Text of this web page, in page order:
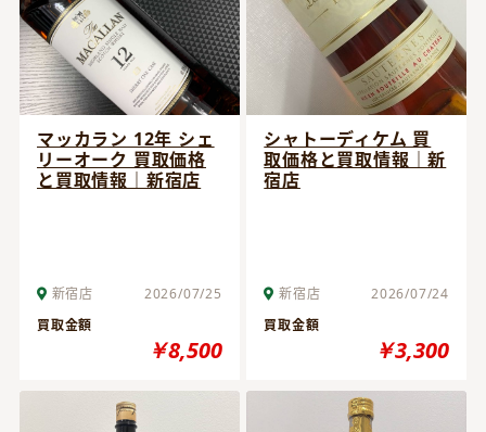
マッカラン 12年 シェ
リーオーク 買取価格
と買取情報｜新宿店
新宿店
2026/07/25
買取金額
￥8,500
シャトーディケム 買
取価格と買取情報｜新
宿店
新宿店
2026/07/24
買取金額
￥3,300